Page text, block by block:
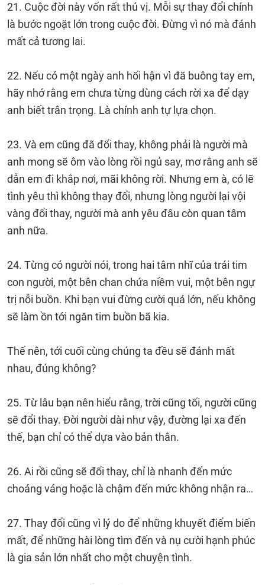
21. Cuộc đời này vốn rất thú vị. Mỗi sự thay đổi chính
là bước ngoặt lớn trong cuộc đời. Đừng vì nó mà đánh
mất cả tương lai.
22. Nếu có một ngày anh hối hận vì đã buông tay em,
hãy nhớ rằng em chưa từng dùng cách rời xa để dạy
anh biết trân trọng. Là chính anh tự lựa chọn.
23. Và em cũng đã đổi thay, không phải là người mà
anh mong sẽ ôm vào lòng rồi ngủ say, mơ rằng anh sẽ
dẫn em đi khắp nơi, mãi không rời. Nhưng em à, có lẽ
tình yêu thì không thay đổi, nhưng lòng người lại vội
vàng đổi thay, người mà anh yêu đâu còn quan tâm
anh nữa.
24. Từng có người nói, trong hai tâm nhĩ của trái tim
con người, một bên chan chứa niềm vui, một bên ngự
trị nỗi buồn. Khi bạn vui đừng cười quá lớn, nếu không
sẽ làm ồn tới ngăn tim buồn bã kia.
Thế nên, tới cuối cùng chúng ta đều sẽ đánh mất
nhau, đúng không?
25. Từ lâu bạn nên hiểu rằng, trời cũng tối, người cũng
sẽ đổi thay. Đời người dài như vậy, đường lại xa đến
thế, bạn chỉ có thể dựa vào bản thân.
26. Ai rồi cũng sẽ đổi thay, chỉ là nhanh đến mức
choáng váng hoặc là chậm đến mức không nhận ra…
27. Thay đổi cũng vì lý do để những khuyết điểm biến
mất, để những hài lòng tìm đến và nụ cười hạnh phúc
là gia sản lớn nhất cho một chuyện tình.